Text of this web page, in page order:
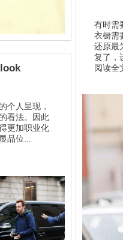
有时需
衣橱需
还原最
复了，
阅读全
个人呈现，
看法。因此
更加职业化
品位...